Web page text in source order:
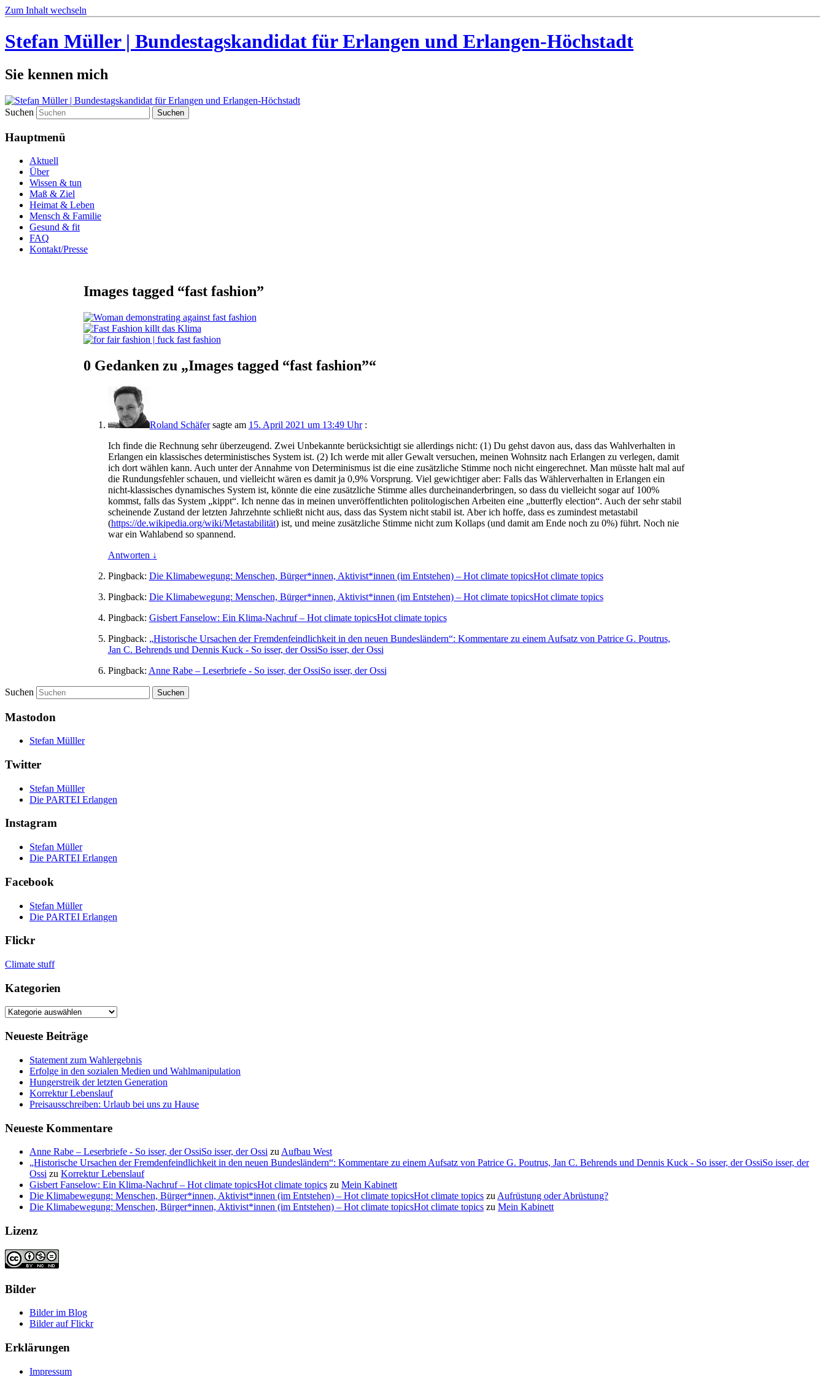
Zum Inhalt wechseln
Stefan Müller | Bundestagskandidat für Erlangen und Erlangen-Höchstadt
Sie kennen mich
Suchen
Hauptmenü
Aktuell
Über
Wissen & tun
Maß & Ziel
Heimat & Leben
Mensch & Familie
Gesund & fit
FAQ
Kontakt/Presse
Images tagged “fast fashion”
0 Gedanken zu „Images tagged “fast fashion”“
Roland Schäfersagte am 15. April 2021 um 13:49 Uhr :
Ich fin­de die Rech­nung sehr über­zeu­gend. Zwei Unbe­kann­te berück­sich­tigt sie aller­dings nicht: (1) Du gehst davon aus, dass das Wahl­ver­hal­ten in
Erlan­gen ein klas­si­sches deter­mi­nis­ti­sches Sys­tem ist. (2) Ich wer­de mit aller Gewalt ver­su­chen, mei­nen Wohn­sitz nach Erlan­gen zu ver­le­gen, damit
ich dort wäh­len kann. Auch unter der Annah­me von Deter­mi­nis­mus ist die eine zusätz­li­che Stim­me noch nicht ein­ge­rech­net. Man müss­te halt mal auf
die Run­dungs­feh­ler schau­en, und viel­leicht wären es damit ja 0,9% Vor­sprung. Viel gewich­ti­ger aber: Falls das Wäh­ler­ver­hal­ten in Erlan­gen ein
nicht-klas­si­sches dyna­mi­sches Sys­tem ist, könn­te die eine zusätz­li­che Stim­me alles durch­ein­an­der­brin­gen, so dass du viel­leicht sogar auf 100%
kommst, falls das Sys­tem „kippt“. Ich nen­ne das in mei­nen unver­öf­fent­lich­ten poli­to­lo­gi­schen Arbei­ten eine „but­ter­fly elec­tion“. Auch der sehr sta­bil
schei­nen­de Zustand der letz­ten Jahr­zehn­te schließt nicht aus, dass das Sys­tem nicht sta­bil ist. Aber ich hof­fe, dass es zumin­dest meta­sta­bil
(https://de.wikipedia.org/wiki/Metastabilität) ist, und mei­ne zusätz­li­che Stim­me nicht zum Kol­laps (und damit am Ende noch zu 0%) führt. Noch nie
war ein Wahl­abend so spannend.
Antworten ↓
Pingback: Die Klimabewegung: Menschen, Bürger*innen, Aktivist*innen (im Entstehen) – Hot climate topicsHot climate topics
Pingback: Die Klimabewegung: Menschen, Bürger*innen, Aktivist*innen (im Entstehen) – Hot climate topicsHot climate topics
Pingback: Gisbert Fanselow: Ein Klima-Nachruf – Hot climate topicsHot climate topics
Pingback: „Historische Ursachen der Fremdenfeindlichkeit in den neuen Bundesländern“: Kommentare zu einem Aufsatz von Patrice G. Poutrus,
Jan C. Behrends und Dennis Kuck - So isser, der OssiSo isser, der Ossi
Pingback: Anne Rabe – Leserbriefe - So isser, der OssiSo isser, der Ossi
Suchen
Mastodon
Stefan Mülller
Twitter
Stefan Mülller
Die PARTEI Erlangen
Instagram
Stefan Müller
Die PARTEI Erlangen
Facebook
Stefan Müller
Die PARTEI Erlangen
Flickr
Climate stuff
Kategorien
Kategorien
Neueste Beiträge
Statement zum Wahlergebnis
Erfolge in den sozialen Medien und Wahlmanipulation
Hungerstreik der letzten Generation
Korrektur Lebenslauf
Preisausschreiben: Urlaub bei uns zu Hause
Neueste Kommentare
Anne Rabe – Leserbriefe - So isser, der OssiSo isser, der Ossi zu Aufbau West
„Historische Ursachen der Fremdenfeindlichkeit in den neuen Bundesländern“: Kommentare zu einem Aufsatz von Patrice G. Poutrus, Jan C. Behrends und Dennis Kuck - So isser, der OssiSo isser, der
Ossi zu Korrektur Lebenslauf
Gisbert Fanselow: Ein Klima-Nachruf – Hot climate topicsHot climate topics zu Mein Kabinett
Die Klimabewegung: Menschen, Bürger*innen, Aktivist*innen (im Entstehen) – Hot climate topicsHot climate topics zu Aufrüstung oder Abrüstung?
Die Klimabewegung: Menschen, Bürger*innen, Aktivist*innen (im Entstehen) – Hot climate topicsHot climate topics zu Mein Kabinett
Lizenz
Bilder
Bilder im Blog
Bilder auf Flickr
Erklärungen
Impressum